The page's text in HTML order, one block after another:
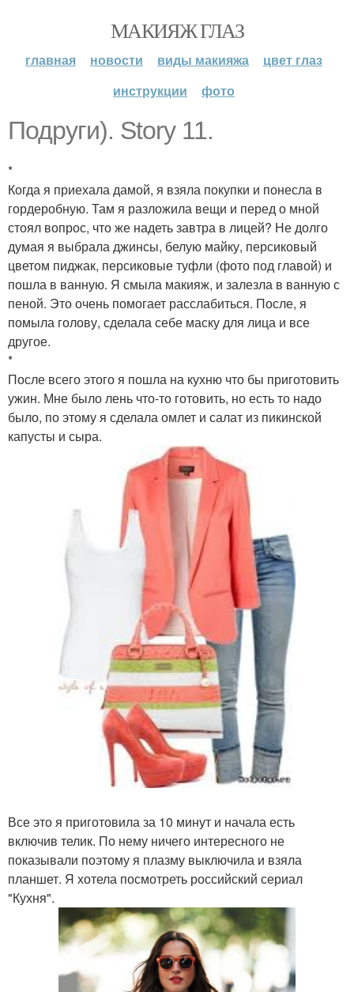
МАКИЯЖ ГЛАЗ
главная новости виды макияжа
цвет глаз
инструкции
фото
Подруги). Story 11.
*
Когда я приехала дамой, я взяла покупки и понесла в
гордеробную. Там я разложила вещи и перед о мной
стоял вопрос, что же надеть завтра в лицей? Не долго
думая я выбрала джинсы, белую майку, персиковый
цветом пиджак, персиковые туфли (фото под главой) и
пошла в ванную. Я смыла макияж, и залезла в ванную с
пеной. Это очень помогает расслабиться. После, я
помыла голову, сделала себе маску для лица и все
другое.
*
После всего этого я пошла на кухню что бы приготовить
ужин. Мне было лень что-то готовить, но есть то надо
было, по этому я сделала омлет и салат из пикинской
капусты и сыра.
Все это я приготовила за 10 минут и начала есть
включив телик. По нему ничего интересного не
показывали поэтому я плазму выключила и взяла
планшет. Я хотела посмотреть российский сериал
"Кухня".